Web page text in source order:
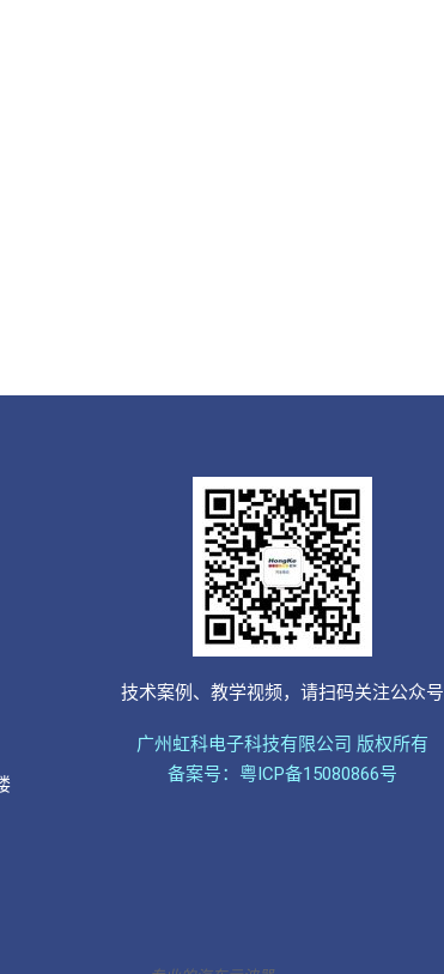
技术案例、教学视频，请扫码关注公众号
广州虹科电子科技有限公司 版权所有
备案号：粤ICP备15080866号